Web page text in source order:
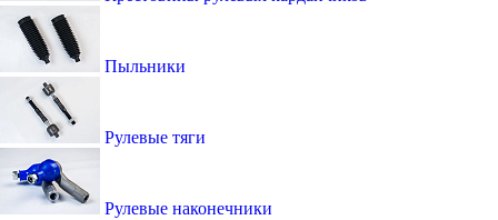
Пыльники
Рулевые тяги
Рулевые наконечники